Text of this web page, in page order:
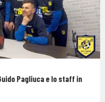
Pagliuca e lo staff in